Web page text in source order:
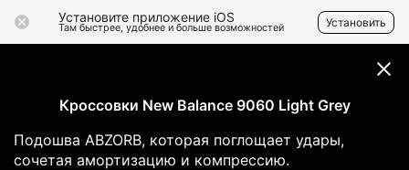
Установите приложение iOS
Там быстрее, удобнее и больше возможностей Установить
Кроссовки New Balance 9060 Light Grey
Подошва ABZORB, которая поглощает удары,
сочетая амортизацию и компрессию.